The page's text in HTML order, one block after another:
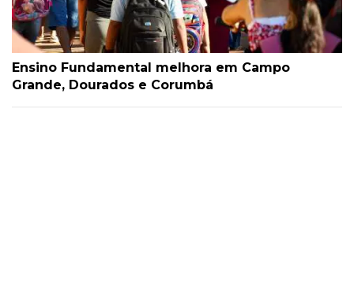
Ensino Fundamental melhora em Campo
Grande, Dourados e Corumbá